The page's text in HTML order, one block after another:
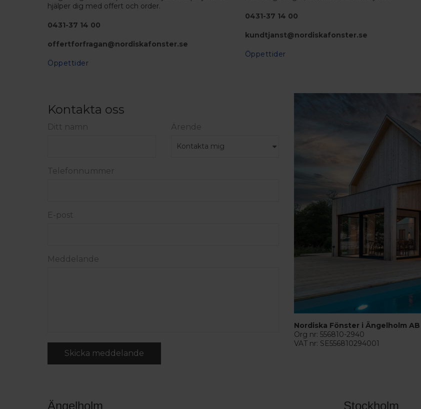
hjälper dig med offert och order.
0431-37 14 00
offertforfragan@nordiskafonster.se
Öppettider
0431-37 14 00
kundtjanst@nordiskafonster.se
Öppettider
Kontakta oss
Ditt namn Ärende
Telefonnummer
E-post
Meddelande
Skicka meddelande
Nordiska Fönster i Ängelholm AB
Org nr: 556810-2940
VAT nr: SE556810294001
Ängelholm Stockholm